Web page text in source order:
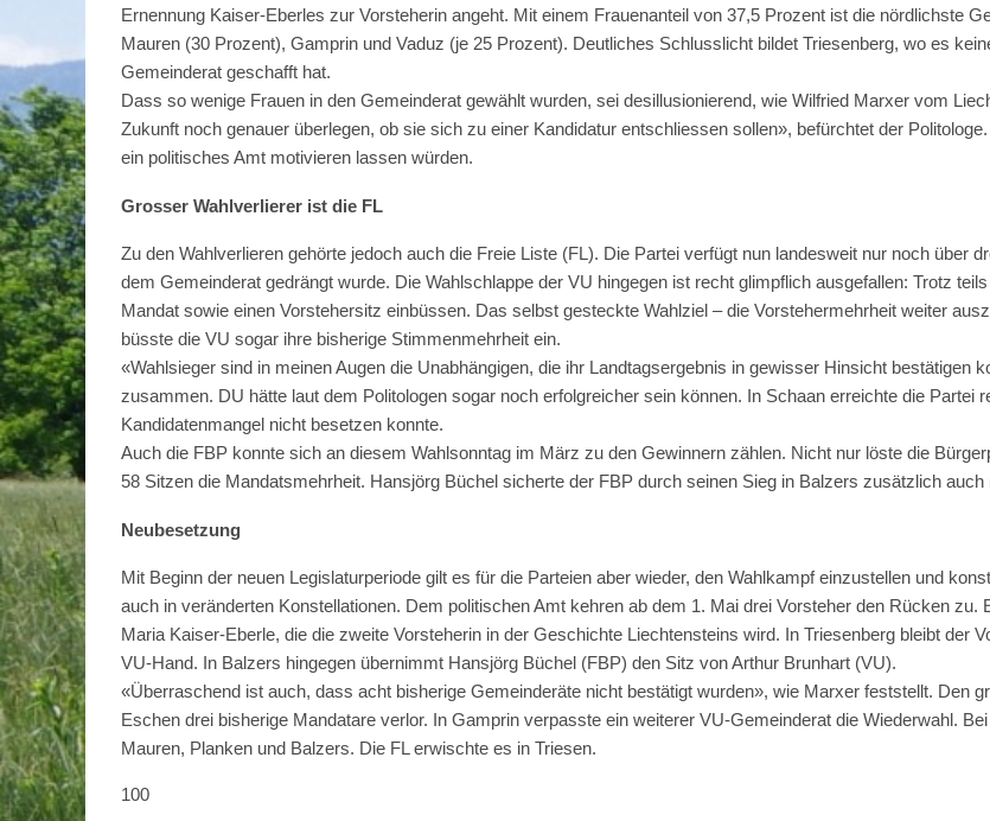
Ernennung Kaiser-Eberles zur Vorsteherin angeht. Mit einem Frauenanteil von 37,5 Prozent ist die nördlichste
Mauren (30 Prozent), Gamprin und Vaduz (je 25 Prozent). Deutliches Schlusslicht bildet Triesenberg, wo es
Gemeinderat geschafft hat.
Dass so wenige Frauen in den Gemeinderat gewählt wurden, sei desillusionierend, wie Wilfried Marxer vom
Zukunft noch genauer überlegen, ob sie sich zu einer Kandidatur entschliessen sollen», befürchtet der
ein politisches Amt motivieren lassen würden.
Grosser Wahlverlierer ist die FL
Zu den Wahlverlieren gehörte jedoch auch die Freie Liste (FL). Die Partei verfügt nun landesweit nur noch über
dem Gemeinderat gedrängt wurde. Die Wahlschlappe der VU hingegen ist recht glimpflich ausgefallen: Trotz
Mandat sowie einen Vorstehersitz einbüssen. Das selbst gesteckte Wahlziel – die Vorstehermehrheit weiter
büsste die VU sogar ihre bisherige Stimmenmehrheit ein.
«Wahlsieger sind in meinen Augen die Unabhängigen, die ihr Landtagsergebnis in gewisser Hinsicht bestätigen
zusammen. DU hätte laut dem Politologen sogar noch erfolgreicher sein können. In Schaan erreichte die Partei
Kandidatenmangel nicht besetzen konnte.
Auch die FBP konnte sich an diesem Wahlsonntag im März zu den Gewinnern zählen. Nicht nur löste die
58 Sitzen die Mandatsmehrheit. Hansjörg Büchel sicherte der FBP durch seinen Sieg in Balzers zusätzlich auch
Neubesetzung
Mit Beginn der neuen Legislaturperiode gilt es für die Parteien aber wieder, den Wahlkampf einzustellen und
auch in veränderten Konstellationen. Dem politischen Amt kehren ab dem 1. Mai drei Vorsteher den Rücken
Maria Kaiser-Eberle, die die zweite Vorsteherin in der Geschichte Liechtensteins wird. In Triesenberg bleibt der
VU-Hand. In Balzers hingegen übernimmt Hansjörg Büchel (FBP) den Sitz von Arthur Brunhart (VU).
«Überraschend ist auch, dass acht bisherige Gemeinderäte nicht bestätigt wurden», wie Marxer feststellt. Den
Eschen drei bisherige Mandatare verlor. In Gamprin verpasste ein weiterer VU-Gemeinderat die Wiederwahl.
Mauren, Planken und Balzers. Die FL erwischte es in Triesen.
100